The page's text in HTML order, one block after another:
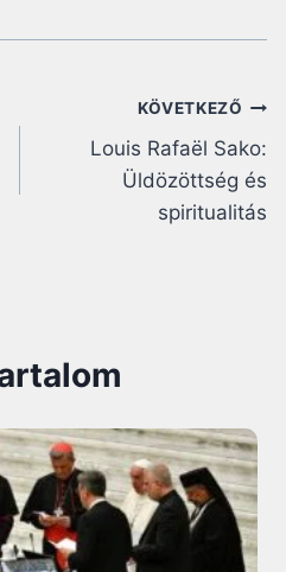
KÖVETKEZŐ
Louis Rafaël Sako:
Üldözöttség és
spiritualitás